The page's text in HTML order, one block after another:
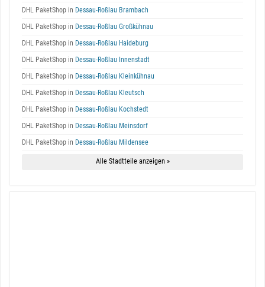
DHL PaketShop in Dessau-Roßlau Brambach
DHL PaketShop in Dessau-Roßlau Großkühnau
DHL PaketShop in Dessau-Roßlau Haideburg
DHL PaketShop in Dessau-Roßlau Innenstadt
DHL PaketShop in Dessau-Roßlau Kleinkühnau
DHL PaketShop in Dessau-Roßlau Kleutsch
DHL PaketShop in Dessau-Roßlau Kochstedt
DHL PaketShop in Dessau-Roßlau Meinsdorf
DHL PaketShop in Dessau-Roßlau Mildensee
Alle Stadtteile anzeigen »